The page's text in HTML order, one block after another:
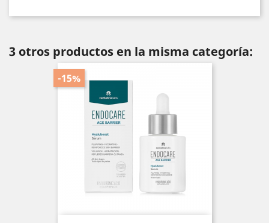
3 otros productos en la misma categoría:
-15%